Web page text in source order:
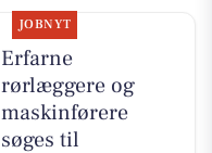
JOBNYT
Erfarne
rørlæggere og
maskinførere
søges til